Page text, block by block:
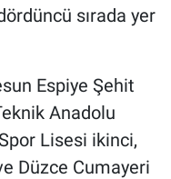
sırada yer
Espiye Şehit
Anadolu
Lisesi ikinci,
Düzce Cumayeri